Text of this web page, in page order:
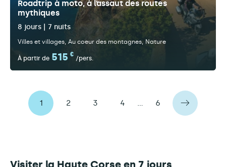
Roadtrip à moto, à l’assaut des routes
mythiques
8 jours | 7 nuits
Villes et villages Au coeur des montagnes Nature
À partir de 515 €
/pers.
1 2 3 4 … 6
Visiter la Haute Corse en 7 jours